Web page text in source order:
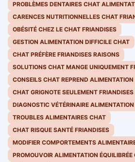
PROBLÈMES DENTAIRES CHAT
CARENCES NUTRITIONNELLES CHAT
OBÉSITÉ CHEZ LE CHAT FRIANDISES
GESTION ALIMENTATION DIFFICILE CHAT
CHAT PRÉFÈRE FRIANDISES RAISONS
SOLUTIONS CHAT MANGE UNIQUEMENT
CONSEILS CHAT REPREND
CHAT GRIGNOTE SEULEMENT FRIANDISES
DIAGNOSTIC VÉTÉRINAIRE
TROUBLES ALIMENTAIRES CHAT
CHAT RISQUE SANTÉ FRIANDISES
MODIFIER COMPORTEMENTS
PROMOUVOIR ALIMENTATION ÉQUILIBRÉE